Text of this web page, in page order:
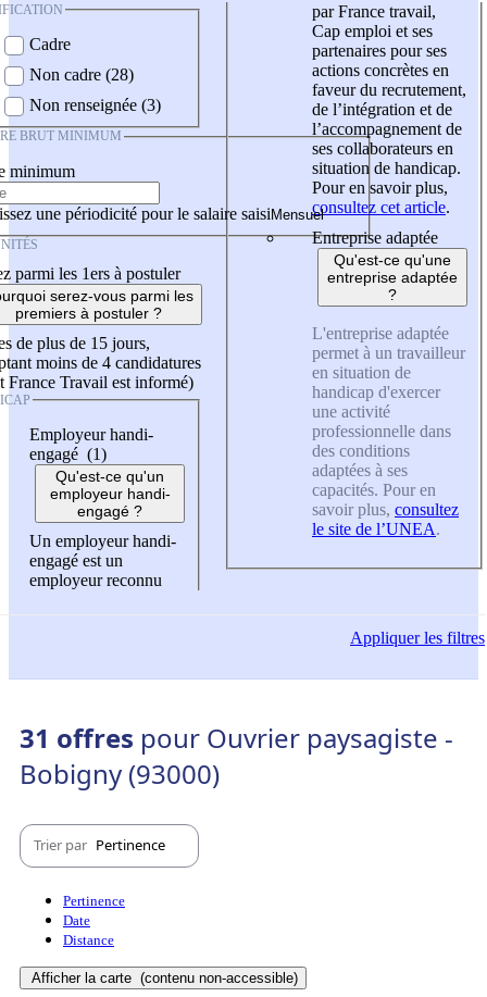
Cadre
Non cadre (28)
Non renseignée (3)
BRUT MINIMUM
minimum
une périodicité pour le salaire saisi
parmi les 1ers à postuler
serez-vous parmi les
premiers à postuler ?
de plus de 15 jours,
moins de 4 candidatures
France Travail est informé)
Employeur handi-
engagé (1)
Qu'est-ce qu'un
employeur handi-
engagé ?
Un employeur handi-
engagé est un
employeur reconnu
par France travail,
Cap emploi et ses
partenaires pour ses
actions concrètes en
faveur du recrutement,
de l’intégration et de
l’accompagnement de
ses collaborateurs en
situation de handicap.
Pour en savoir plus,
consultez cet article.
Entreprise adaptée
Qu'est-ce qu'une
entreprise adaptée
?
L'entreprise adaptée
permet à un travailleur
en situation de
handicap d'exercer
une activité
professionnelle dans
des conditions
adaptées à ses
capacités. Pour en
savoir plus, consultez
le site de l’UNEA.
Appliquerles filtres
31 offres pour Ouvrier paysagiste -
Bobigny (93000)
Trier par Pertinence
Pertinence
Date
Distance
Afficher la carte (contenu non-accessible)